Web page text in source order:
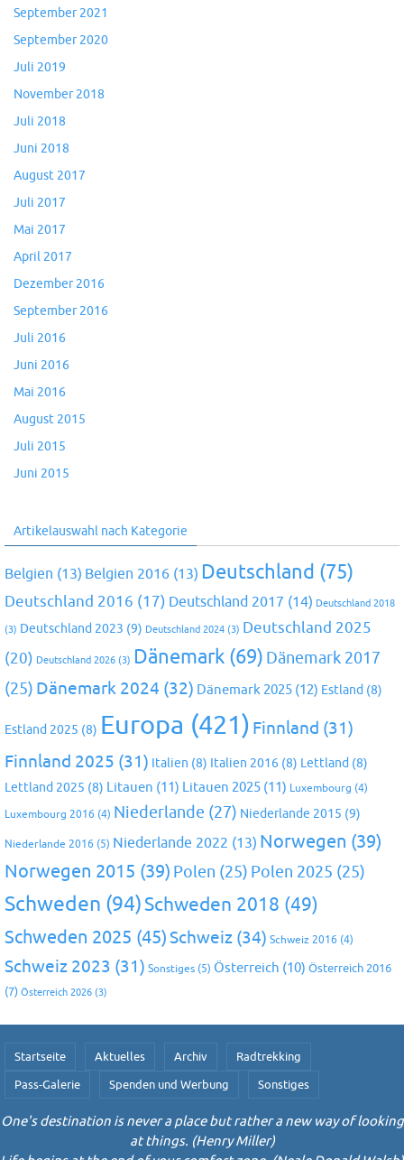
September 2021
September 2020
Juli 2019
November 2018
Juli 2018
Juni 2018
August 2017
Juli 2017
Mai 2017
April 2017
Dezember 2016
September 2016
Juli 2016
Juni 2016
Mai 2016
August 2015
Juli 2015
Juni 2015
Artikelauswahl nach Kategorie
Belgien (13) Belgien 2016 (13) Deutschland (75)
Deutschland 2016 (17) Deutschland 2017 (14) Deutschland 2018
(3) Deutschland 2023 (9) Deutschland 2024 (3) Deutschland 2025
(20) Deutschland 2026 (3) Dänemark (69) Dänemark 2017
(25) Dänemark 2024 (32) Dänemark 2025 (12) Estland (8)
Estland 2025 (8) Europa (421) Finnland (31)
Finnland 2025 (31) Italien (8) Italien 2016 (8) Lettland (8)
Lettland 2025 (8) Litauen (11) Litauen 2025 (11) Luxembourg (4)
Luxembourg 2016 (4) Niederlande (27) Niederlande 2015 (9)
Niederlande 2016 (5) Niederlande 2022 (13) Norwegen (39)
Norwegen 2015 (39) Polen (25) Polen 2025 (25)
Schweden (94)Schweden 2018 (49)
Schweden 2025 (45)Schweiz (34) Schweiz 2016 (4)
Schweiz 2023 (31) Sonstiges (5) Österreich (10) Österreich 2016
(7) Österreich 2026 (3)
Startseite Aktuelles Archiv
Radtrekking
Pass-Galerie
Spenden und Werbung Sonstiges
One's destination is never a place but rather a new way of looking
at things. (Henry Miller)